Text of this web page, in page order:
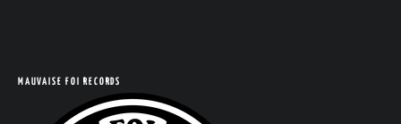
MAUVAISE FOI RECORDS